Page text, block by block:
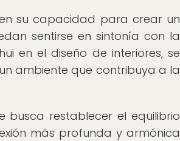
su capacidad para crear un
sentirse en sintonía con la
en el diseño de interiores, se
ambiente que contribuya a la
restablecer el equilibrio
más profunda y armónica